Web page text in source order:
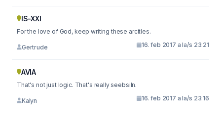
IS-XXI
For the love of God, keep writing these arcitles.
Gertrude 16. feb 2017 a la/s 23:21
AVIA
That's not just logic. That's really seebsiln.
Kalyn 16. feb 2017 a la/s 23:16